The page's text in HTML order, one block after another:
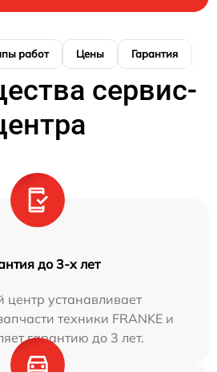
работ Цены Гарантия
сервис-
до 3-х лет
центр устанавливает
техники FRANKE и
гарантию до 3 лет.